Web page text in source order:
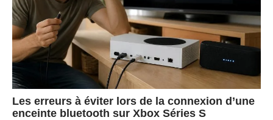
Les erreurs à éviter lors de la connexion d’une
enceinte bluetooth sur Xbox Séries S